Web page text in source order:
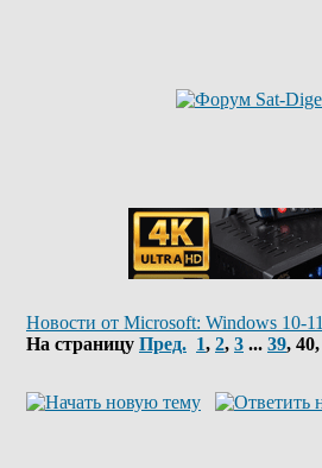
Новости от Microsoft: Windows 10-11
На страницу Пред. 1, 2, 3 ... 39, 40,